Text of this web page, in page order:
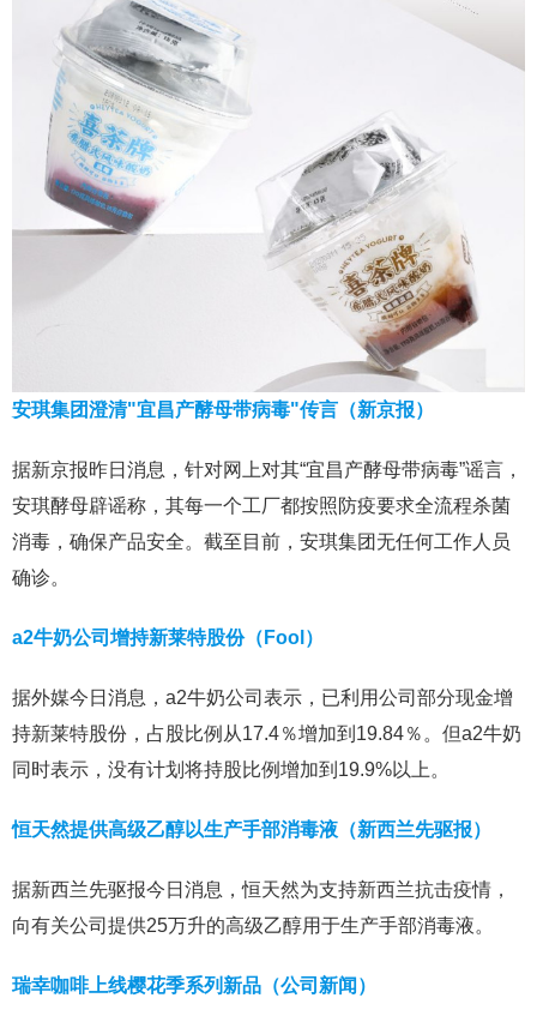
安琪集团澄清"宜昌产酵母带病毒"传言（新京报）
据新京报昨日消息，针对网上对其“宜昌产酵母带病毒”谣言，
安琪酵母辟谣称，其每一个工厂都按照防疫要求全流程杀菌
消毒，确保产品安全。截至目前，安琪集团无任何工作人员
确诊。
a2牛奶公司增持新莱特股份（Fool）
据外媒今日消息，a2牛奶公司表示，已利用公司部分现金增
持新莱特股份，占股比例从17.4％增加到19.84％。但a2牛奶
同时表示，没有计划将持股比例增加到19.9%以上。
恒天然提供高级乙醇以生产手部消毒液（新西兰先驱报）
据新西兰先驱报今日消息，恒天然为支持新西兰抗击疫情，
向有关公司提供25万升的高级乙醇用于生产手部消毒液。
瑞幸咖啡上线樱花季系列新品（公司新闻）